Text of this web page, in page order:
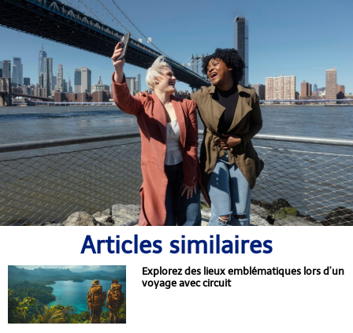
Articles similaires
Explorez des lieux emblématiques lors d’un
voyage avec circuit